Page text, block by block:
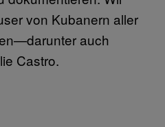
von Kubanern aller
auch
Castro.